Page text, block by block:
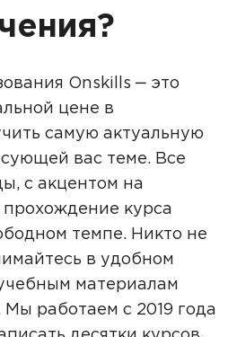
Onskills ‒ это
цене в
самую актуальную
вас теме. Все
с акцентом на
курса
темпе. Никто не
в удобном
материалам
Мы работаем с 2019 года